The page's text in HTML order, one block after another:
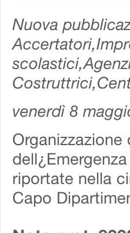
Nuova
venerdì 8
riportate nella
Capo